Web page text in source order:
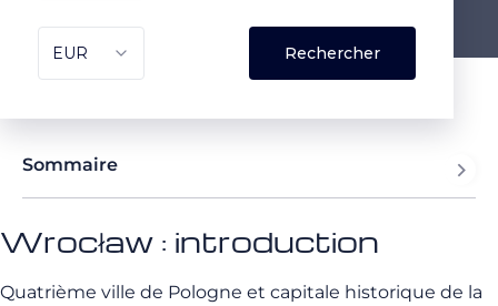
Sommaire
Wrocław : introduction
Quatrième ville de Pologne et capitale historique de la